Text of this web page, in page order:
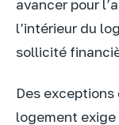
avancer pour
l’intérieur du
sollicité
Des
logement